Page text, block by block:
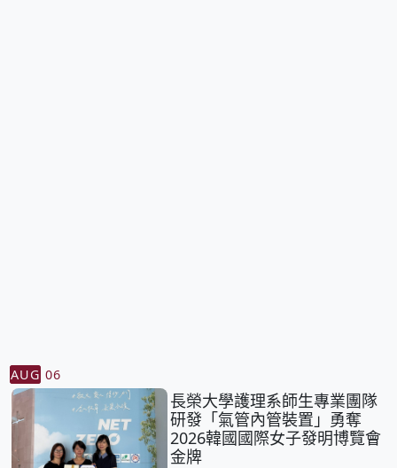
AUG 06
長榮大學護理系師生專業團隊
研發「氣管內管裝置」勇奪
2026韓國國際女子發明博覽會
金牌